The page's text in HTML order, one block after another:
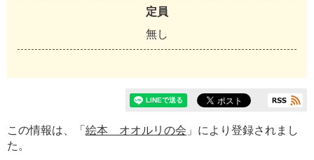
定員
無し
この情報は、「 絵本 オオルリの会 」により登録されまし
た。